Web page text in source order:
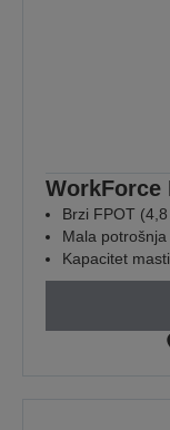
WorkForce
Brzi FPOT
Mala
Kapacitet